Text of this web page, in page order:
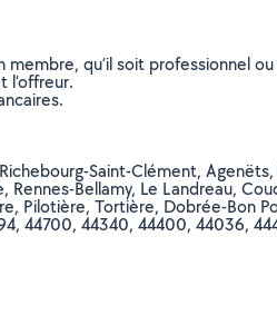
qu’il soit professionnel
l’offreur.
Saint-Clément,
Bellamy, Le Landreau,
Pilotière, Tortière, Dobrée-Bon
44700, 44340, 44400, 44036,